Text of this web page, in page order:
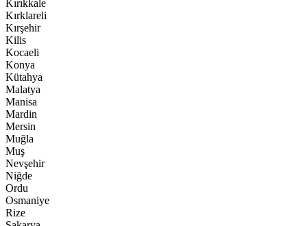
Kırıkkale
Kırklareli
Kırşehir
Kilis
Kocaeli
Konya
Kütahya
Malatya
Manisa
Mardin
Mersin
Muğla
Muş
Nevşehir
Niğde
Ordu
Osmaniye
Rize